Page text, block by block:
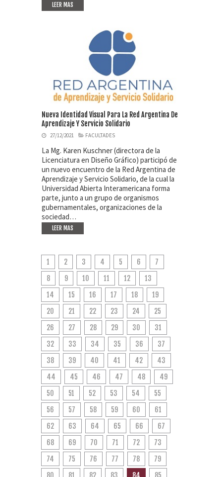
LEER MAS
Nueva Identidad Visual Para La Red Argentina De
Aprendizaje Y Servicio Solidario
27/12/2021 FACULTADES
La Mg. Karen Kuschner (directora de la
Licenciatura en Diseño Gráfico) participó de
un nuevo encuentro de la Red Argentina de
Aprendizaje y Servicio Solidario, de la cual la
Universidad Abierta Interamericana forma
parte, junto a un grupo de organismos
gubernamentales, organizaciones de la
sociedad…
LEER MAS
1 2 3 4 5 6
7
8
9 10 11 12
13
14
15 16 17 18
19
20
21 22 23 24
25
26
27 28 29 30
31
32
33 34 35 36
37
38
39 40 41 42
43
44
45 46 47 48
49
50
51 52 53 54
55
56
57 58 59 60
61
62
63 64 65 66
67
68
69 70 71 72
73
74
75 76 77 78
79
80
81 82 83 84 85